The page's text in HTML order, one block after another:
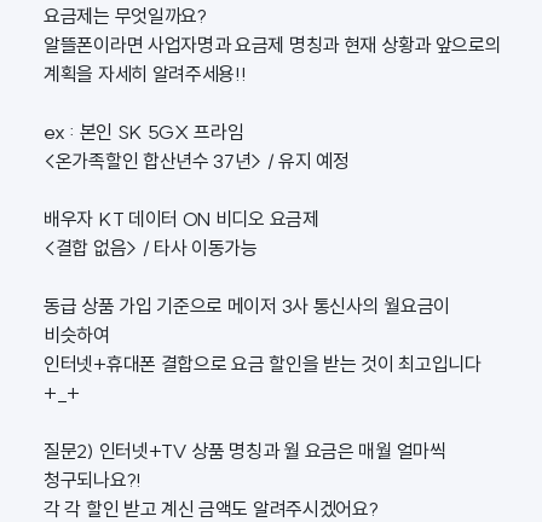
요금제는 무엇일까요?
알뜰폰이라면 사업자명과 요금제 명칭과 현재 상황과 앞으로의
계획을 자세히 알려주세용!!
ex : 본인 SK 5GX 프라임
<온가족할인 합산년수 37년> / 유지 예정
배우자 KT 데이터 ON 비디오 요금제
<결합 없음> / 타사 이동가능
동급 상품 가입 기준으로 메이저 3사 통신사의 월요금이
비슷하여
인터넷+휴대폰 결합으로 요금 할인을 받는 것이 최고입니다
+_+
질문2) 인터넷+TV 상품 명칭과 월 요금은 매월 얼마씩
청구되나요?!
각 각 할인 받고 계신 금액도 알려주시겠어요?